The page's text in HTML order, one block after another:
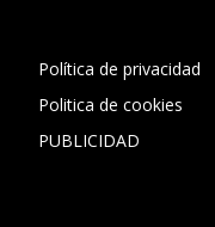
Política de privacidad
Politica de cookies
PUBLICIDAD